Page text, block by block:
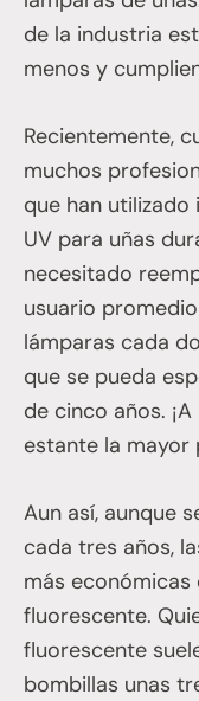
de la industria
menos y
Recientemente,
muchos
que han utilizado
UV para uñas
necesitado
usuario
lámparas cada
que se pueda
de cinco años.
estante la
Aun así, aunque
cada tres años,
más económicas
fluorescente.
fluorescente
bombillas unas